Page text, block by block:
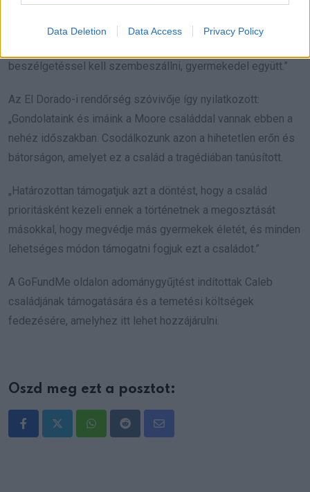
Data Deletion Data Access Privacy Policy
beszélgetéssel kell szembeszállni, gyermekedel együtt.”
Az El Dorado-i rendőrség szóvivője így nyilatkozott:
„Gondolataink és imáink a Moore családdal vannak ebben a
nehéz időszakban. Csodálkozunk azon a hihetetlen erőn és
bátorságon, amelyet ez a család a tragédiában tanúsított.
„Határozottan támogatjuk azt a döntést, hogy a család
prioritásként kezeli ennek a történetnek a megosztását
másokkal, hogy megvédje más gyermekek életét, és minden
lehetséges módon támogatni fogjuk ezt a családot.”
A GoFundMe oldalon adománygyűjtést indítottak Caleb
családjának támogatására és a temetési költségek
fedezésére, amelyhez itt lehet hozzájárulni.
Oszd meg ezt a posztot:
WhatsappRedditShare